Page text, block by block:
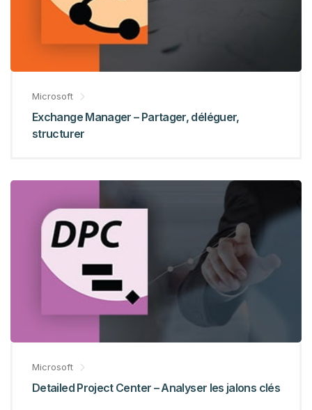
Microsoft
Exchange Manager – Partager, déléguer,
structurer
Microsoft
Detailed Project Center – Analyser les jalons clés